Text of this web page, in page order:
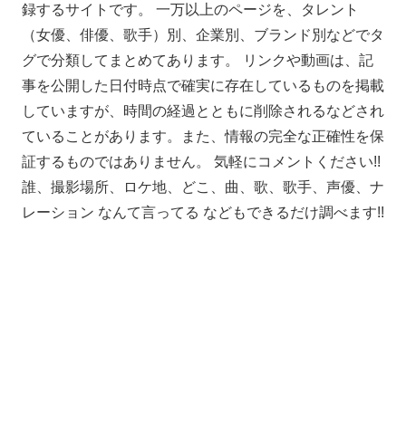
録するサイトです。 一万以上のページを、タレント
（女優、俳優、歌手）別、企業別、ブランド別などでタ
グで分類してまとめてあります。 リンクや動画は、記
事を公開した日付時点で確実に存在しているものを掲載
していますが、時間の経過とともに削除されるなどされ
ていることがあります。また、情報の完全な正確性を保
証するものではありません。 気軽にコメントください!!
誰、撮影場所、ロケ地、どこ、曲、歌、歌手、声優、ナ
レーション なんて言ってる などもできるだけ調べます!!